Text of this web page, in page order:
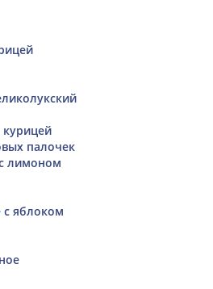
палочек
лимоном
яблоком